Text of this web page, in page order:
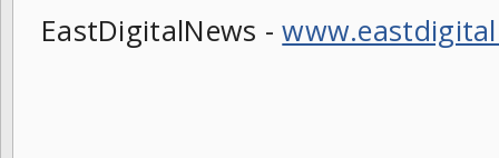
EastDigitalNews -